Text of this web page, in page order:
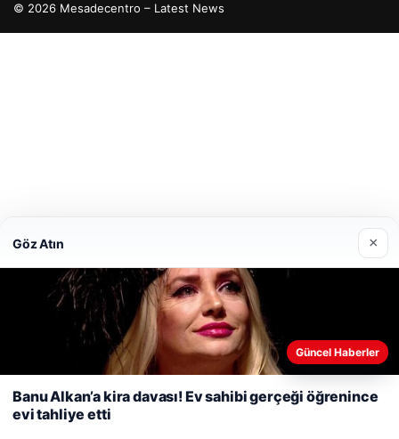
© 2026 Mesadecentro – Latest News
Web sitemizi nasıl kullandığınızı daha iyi anlayabilmek,
deneyiminizi kişiselleştirmek ve geliştirmek amacıyla çerezler
kullanıyoruz. Çerez Politikamız
Reddet
Göz Atın ×
Güncel Haberler
Banu Alkan’a kira davası! Ev sahibi gerçeği öğrenince
evi tahliye etti